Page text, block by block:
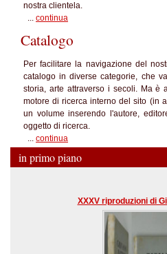
nostra clientela.
... continua
Catalogo
Per facilitare la navigazione del
catalogo in diverse categorie, che
storia, arte attraverso i secoli. Ma è
motore di ricerca interno del sito (in
un volume inserendo l'autore,
oggetto di ricerca.
... continua
in primo piano
XXXV riproduzioni di